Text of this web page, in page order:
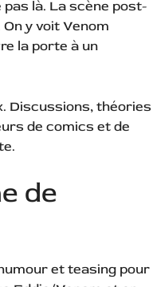
là. La scène post-
y voit Venom
la porte à un
Discussions, théories
de comics et de
de
et teasing pour